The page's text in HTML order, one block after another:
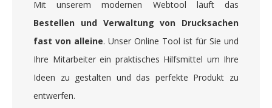
Mit unserem modernen Webtool läuft das
Bestellen und Verwaltung von Drucksachen
fast von alleine. Unser Online Tool ist für Sie und
Ihre Mitarbeiter ein praktisches Hilfsmittel um Ihre
Ideen zu gestalten und das perfekte Produkt zu
entwerfen.